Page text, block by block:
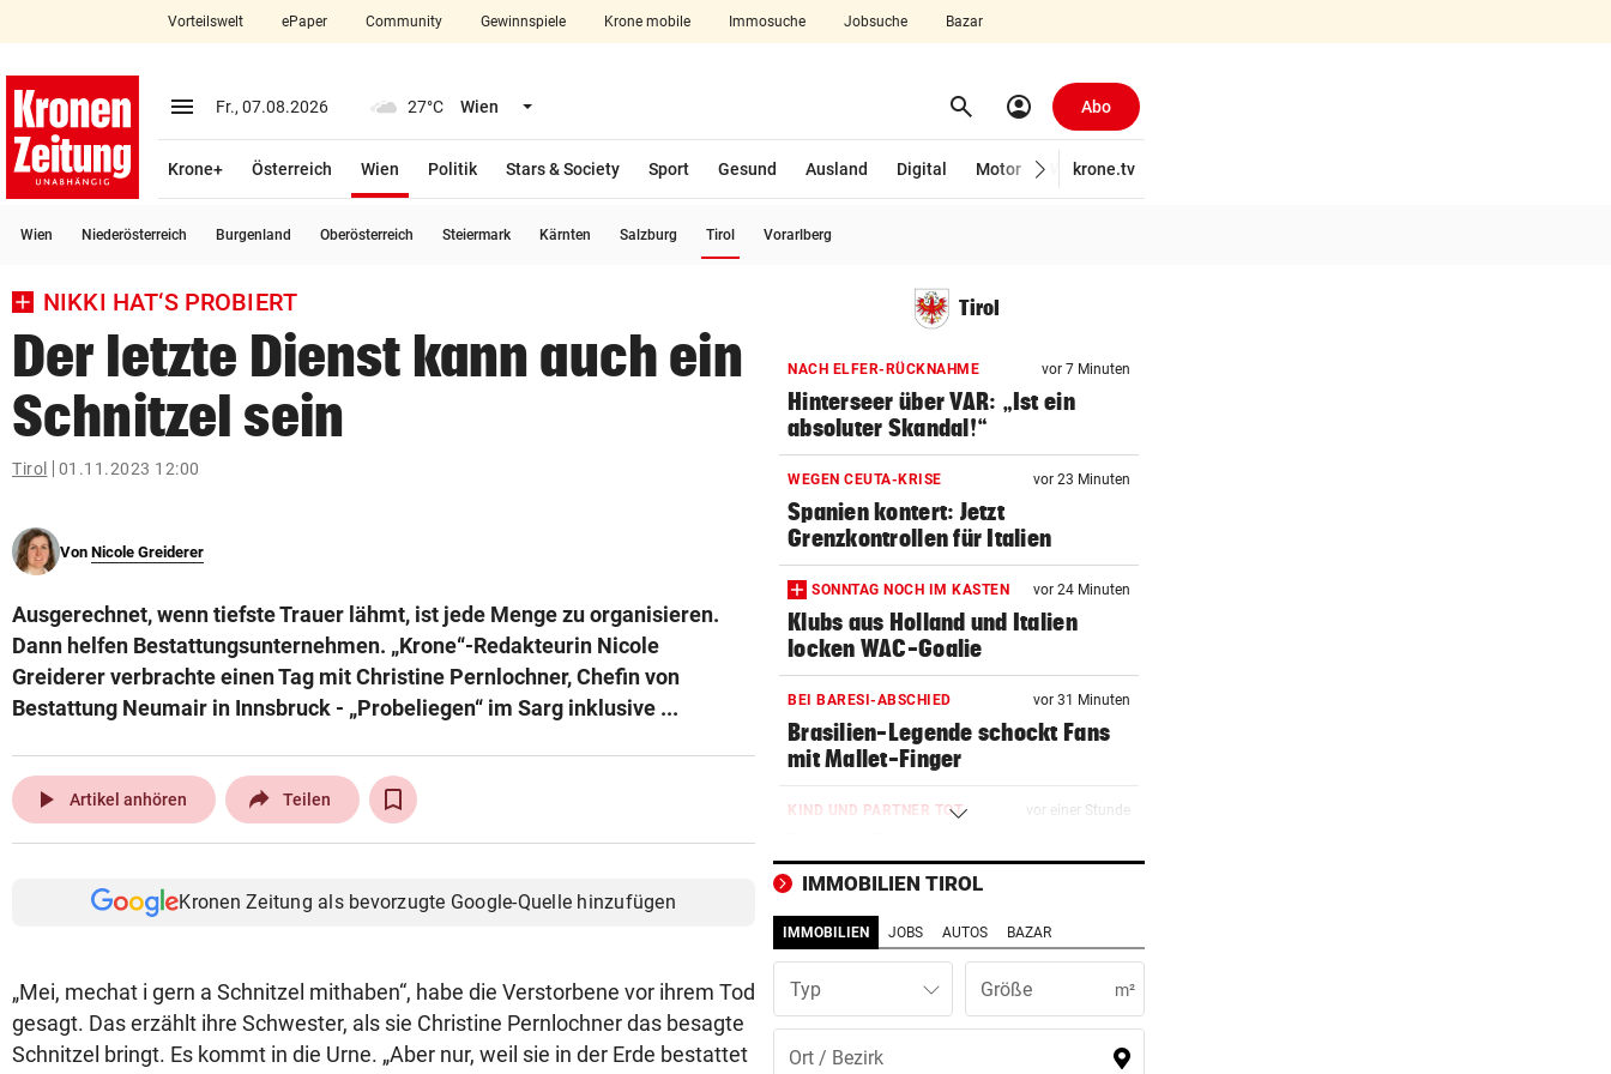
closeSchließen
account_circle Anmelden
arrow_right
bookmark
search
Suchbegriff
eingeben
© Krone Multimedia GmbH & Co KG 2026
Vorteilswelt ePaper Community Gewinnspiele Krone mobile Immosuche Jobsuche Bazar
menu Menü aufklappen
Fr., 07.08.2026 27°C Wien Menü aufklappen search Suchen
account_circle Abo
Krone+ Österreich Wien
Politik
Stars & Society Sport Gesund Ausland Digital Motor Wirtschaft
krone.tv
Wien Niederösterreich Burgenland Oberösterreich Steiermark Kärnten Salzburg Tirol Vorarlberg
NIKKI HAT‘S PROBIERT
Der letzte Dienst kann auch ein
Schnitzel sein
Tirol 01.11.2023 12:00
Von Nicole Greiderer
Ausgerechnet, wenn tiefste Trauer lähmt, ist jede Menge zu organisieren.
Dann helfen Bestattungsunternehmen. „Krone“-Redakteurin Nicole
Greiderer verbrachte einen Tag mit Christine Pernlochner, Chefin von
Bestattung Neumair in Innsbruck - „Probeliegen“ im Sarg inklusive ...
play_arrow Artikel anhören Teilen
Kronen Zeitung als bevorzugte Google-Quelle hinzufügen
„Mei, mechat i gern a Schnitzel mithaben“, habe die Verstorbene vor ihrem Tod
gesagt. Das erzählt ihre Schwester, als sie Christine Pernlochner das besagte
Schnitzel bringt. Es kommt in die Urne. „Aber nur, weil sie in der Erde bestattet
Tirol
NACH ELFER-RÜCKNAHME vor 7 Minuten
Hinterseer über VAR: „Ist ein
absoluter Skandal!“
WEGEN CEUTA-KRISE vor 23 Minuten
Spanien kontert: Jetzt
Grenzkontrollen für Italien
SONNTAG NOCH IM KASTEN vor 24 Minuten
Klubs aus Holland und Italien
locken WAC-Goalie
BEI BARESI-ABSCHIED vor 31 Minuten
Brasilien-Legende schockt Fans
mit Mallet-Finger
KIND UND PARTNER TOT vor einer Stunde
meldet sich zu Wort
STRATEGIE FEHLT
Schutz vor Drohnen? Österreich
hat keinen Plan
LÄNDLE-KICKER SIEGEN vor einer Stunde
3:1 nach 0:1! Altach dreht Derby
IMMOBILIEN TIROL
IMMOBILIEN JOBS AUTOS BAZAR
Typ m²